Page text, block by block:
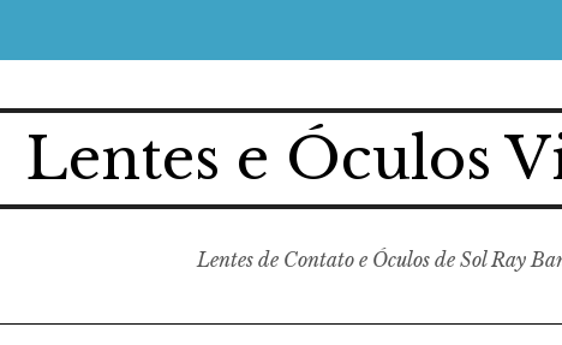
Lentes e Óculos
Lentes de Contato e Óculos de Sol Ray